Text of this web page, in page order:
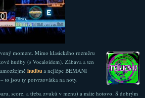
moment. Mimo klasického rozměru
hudby (s Vocaloidem). Zábava a ten
hudbua nejlépe BEMANI
to jsou ty potvrzovátka na noty.
score, a třeba zvuků v menu) a máte hotovo. S dobrým